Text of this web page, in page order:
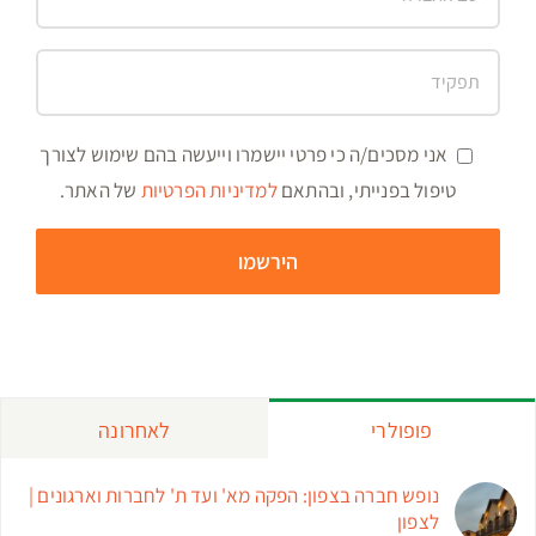
אני מסכים/ה כי פרטי יישמרו וייעשה בהם שימוש לצורך
טיפול בפנייתי, ובהתאםלמדיניות הפרטיות של האתר.
פופולרי לאחרונה
נופש חברה בצפון: הפקה מא' ועד ת' לחברות וארגונים |
לצפון